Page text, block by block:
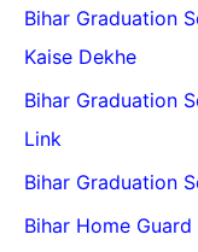
Bihar Graduation
Kaise Dekhe
Bihar Graduation
Link
Bihar Graduation
Bihar Home